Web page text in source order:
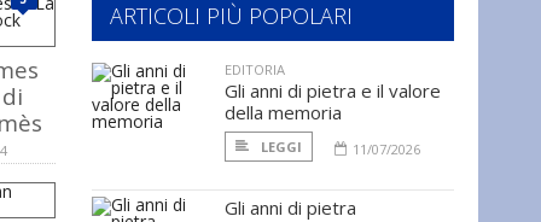
ARTICOLI PIÙ POPOLARI
EDITORIA
Gli anni di pietra e il valore
della memoria
LEGGI 11/07/2026
Gli anni di pietra